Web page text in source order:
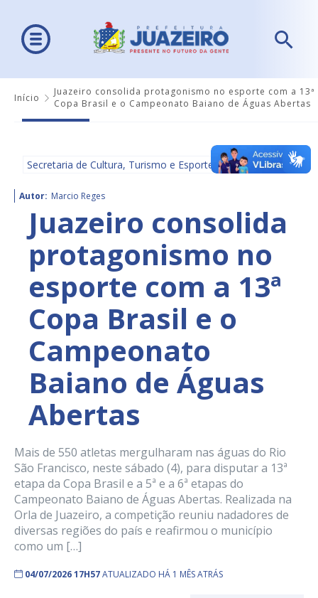
Início
Juazeiro consolida protagonismo no esporte com a 13ª
Copa Brasil e o Campeonato Baiano de Águas Abertas
Secretaria de Cultura, Turismo e Esportes - SECULTE
Autor: Marcio Reges
Juazeiro consolida
protagonismo no
esporte com a 13ª
Copa Brasil e o
Campeonato
Baiano de Águas
Abertas
Mais de 550 atletas mergulharam nas águas do Rio
São Francisco, neste sábado (4), para disputar a 13ª
etapa da Copa Brasil e a 5ª e a 6ª etapas do
Campeonato Baiano de Águas Abertas. Realizada na
Orla de Juazeiro, a competição reuniu nadadores de
diversas regiões do país e reafirmou o município
como um […]
04/07/2026 17H57ATUALIZADO HÁ 1 MÊS ATRÁS